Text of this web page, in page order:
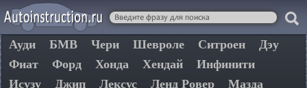
Ауди БМВ Чери Шевроле Ситроен
Дэу
Фиат
Форд Хонда Хендай
Инфинити
Исузу
Джип Лексус Ленд Ровер
Мазда